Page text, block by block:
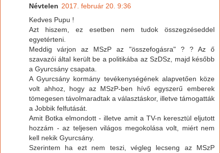
Névtelen 2017. február 20. 9:36
Kedves Pupu !
Azt hiszem, ez esetben nem tudok összegzéseddel
egyetérteni.
Meddig várjon az MSzP az "összefogásra" ? ? Az ő
szavazói által került be a politikába az SzDSz, majd később
a Gyurcsány csapata.
A Gyurcsány kormány tevékenységének alapvetően köze
volt ahhoz, hogy az MSzP-ben hívő egyszerű emberek
tömegesen távolmaradtak a választáskor, illetve támogatták
a Jobbik felfutását.
Amit Botka elmondott - illetve amit a TV-n keresztül eljutott
hozzám - az teljesen világos megokolása volt, miért nem
kell nekik Gyurcsány.
Szerintem ha ezt nem teszi, végleg lecseng az MSzP